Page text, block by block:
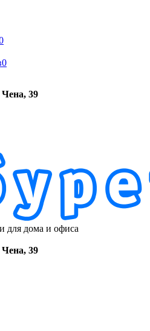
0
39
для дома и офиса
39